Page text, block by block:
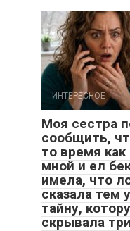
ИНТЕРЕСНОЕ
Моя сестра
сообщить,
то время
мной и ел
имела, что
сказала тем
тайну,
скрывала